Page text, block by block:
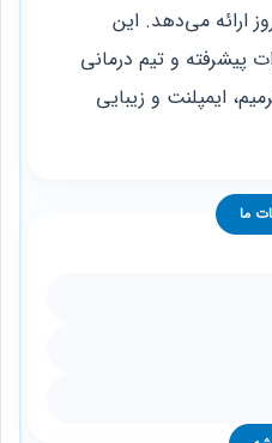
ارائه می‌دهد. این
پیشرفته و تیم درمانی
ایمپلنت و زیبایی
ما